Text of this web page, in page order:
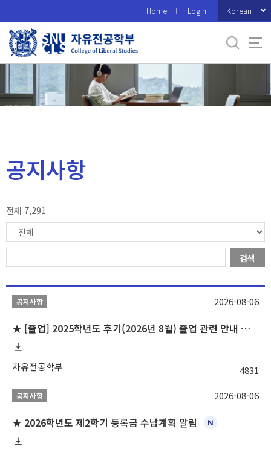
로
메
Home Login Korean
공지사항
전체 7,291
검색
공지사항
★ [졸업] 2025학년도 후기(2026년 8월) 졸업 관련 안내 및 확정자 명단 공지
자유전공학부 4831
2026-08-06
공지사항
★ 2026학년도 제2학기 등록금 수납계획 알림
2026-08-06